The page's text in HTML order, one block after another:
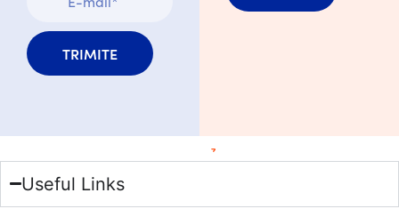
TRIMITE
Useful Links